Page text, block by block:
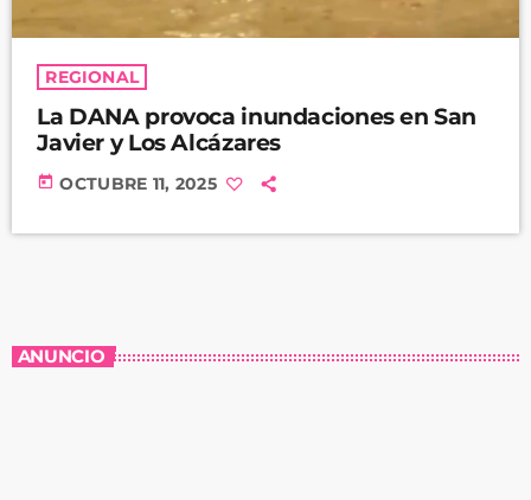
REGIONAL
La DANA provoca inundaciones en San
Javier y Los Alcázares
today OCTUBRE 11, 2025
ANUNCIO